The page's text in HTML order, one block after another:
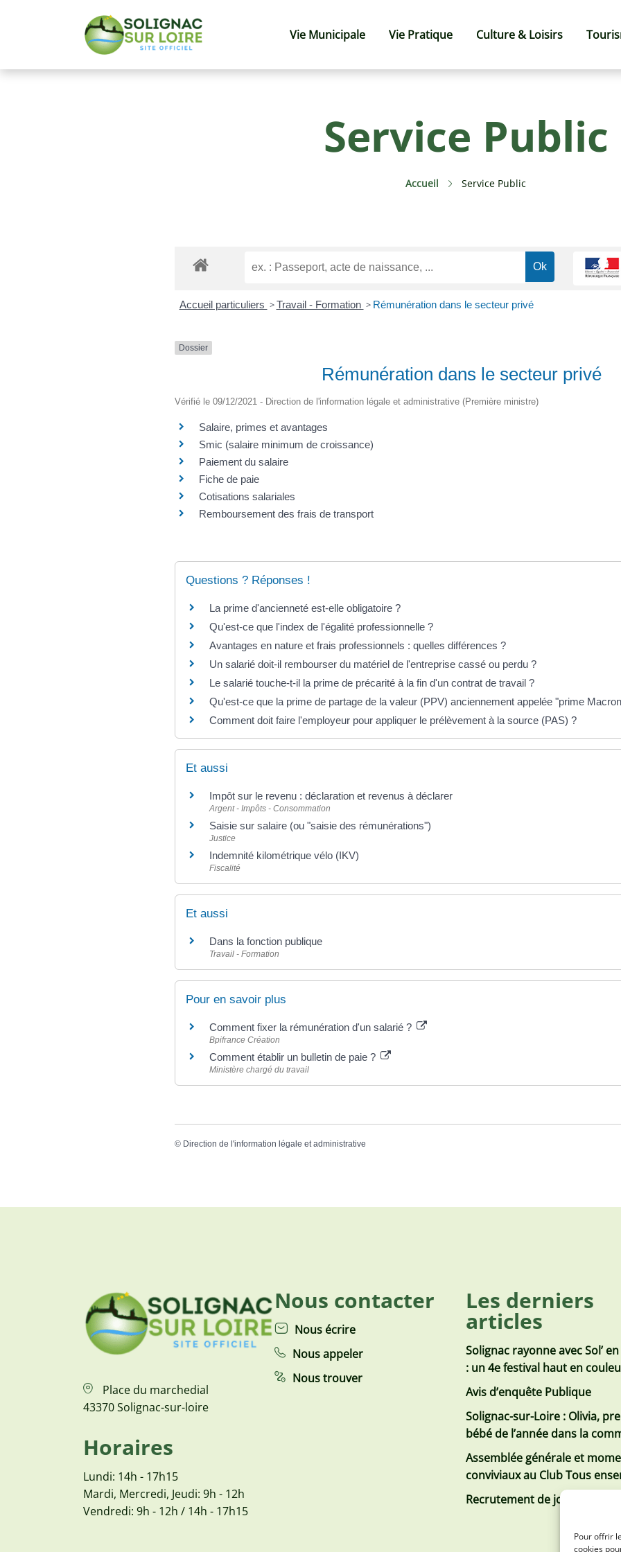
Pour offrir
cookies
Vie Municipale Vie Pratique Culture & Loisirs
Service Public
Accueil Service Public
Accueil particuliers > Travail - Formation > Rémunération dans le secteur privé
Dossier
Rémunération dans le secteur privé
Vérifié le 09/12/2021 - Direction de l'information légale et administrative (Première ministre)
Salaire, primes et avantages
Smic (salaire minimum de croissance)
Paiement du salaire
Fiche de paie
Cotisations salariales
Remboursement des frais de transport
Questions ? Réponses !
La prime d'ancienneté est-elle obligatoire ?
Qu'est-ce que l'index de l'égalité professionnelle ?
Avantages en nature et frais professionnels : quelles différences ?
Un salarié doit-il rembourser du matériel de l'entreprise cassé ou perdu ?
Le salarié touche-t-il la prime de précarité à la fin d'un contrat de travail ?
Qu'est-ce que la prime de partage de la valeur (PPV) anciennement appelée "prime
Comment doit faire l'employeur pour appliquer le prélèvement à la source (PAS) ?
Et aussi
Impôt sur le revenu : déclaration et revenus à déclarer
Argent - Impôts - Consommation
Saisie sur salaire (ou "saisie des rémunérations")
Justice
Indemnité kilométrique vélo (IKV)
Fiscalité
Et aussi
Dans la fonction publique
Travail - Formation
Pour en savoir plus
Comment fixer la rémunération d'un salarié ?
Bpifrance Création
Comment établir un bulletin de paie ?
Ministère chargé du travail
© Direction de l'information légale et administrative
Place du marchedial
43370 Solignac-sur-loire
Horaires
Lundi: 14h - 17h15
Mardi, Mercredi, Jeudi: 9h - 12h
Vendredi: 9h - 12h / 14h - 17h15
Nous contacter
Nous écrire
Nous appeler
Nous trouver
Les derniers
articles
Solignac rayonne avec Sol’
: un 4e festival haut en
Avis d’enquête Publique
Solignac-sur-Loire : Olivia,
bébé de l’année dans la
Assemblée générale et
conviviaux au Club Tous
Recrutement de jobs d’été